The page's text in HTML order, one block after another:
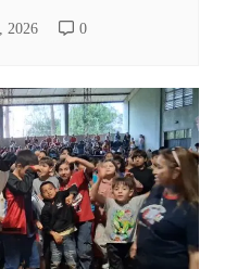
2026 0